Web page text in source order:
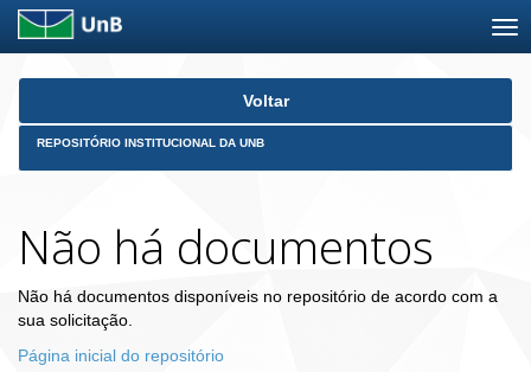
Skip
Voltar
REPOSITÓRIO INSTITUCIONAL DA UNB
Não há documentos
Não há documentos disponíveis no repositório de acordo com a
sua solicitação.
Página inicial do repositório